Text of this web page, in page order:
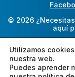
© 2026
aquí
Utilizamos
nuestra web.
Puedes aprender